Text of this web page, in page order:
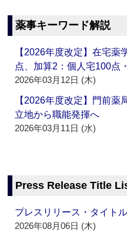
薬事キーワード解説
【2026年度改定】在宅
点、加算2：個人宅100点
2026年03月12日 (木)
【2026年度改定】門前
立地から職能発揮へ
2026年03月11日 (水)
Press Release Title
プレスリリース・タイト
2026年08月06日 (木)